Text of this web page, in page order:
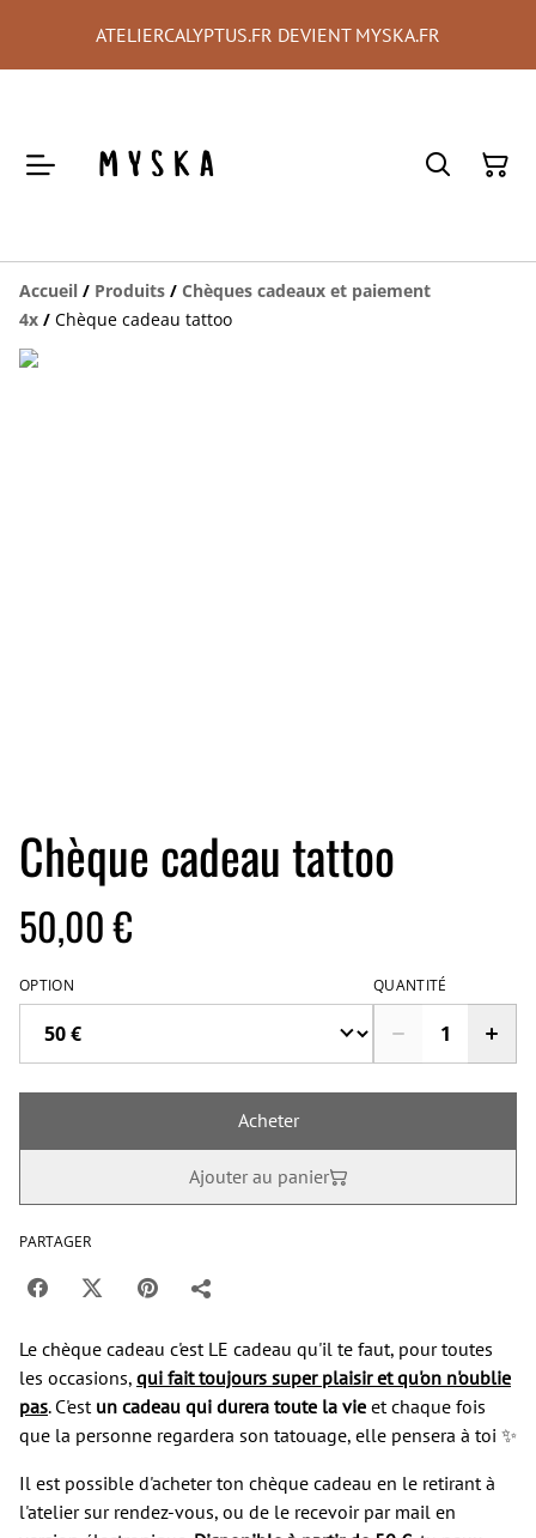
ATELIERCALYPTUS.FR DEVIENT MYSKA.FR
Accueil / Produits / Chèques cadeaux et paiement
4x / Chèque cadeau tattoo
Chèque cadeau tattoo
50,00 €
OPTION QUANTITÉ
Acheter
Ajouter au panier
PARTAGER
Le chèque cadeau c'est LE cadeau qu'il te faut, pour toutes
les occasions, qui fait toujours super plaisir et qu'on n'oublie
pas. ​C'est un cadeau qui durera toute la vie et chaque fois
que la personne regardera son tatouage, elle pensera à toi ✨
Il est possible d'acheter ton chèque cadeau en le retirant à
l'atelier sur rendez-vous, ou de le recevoir par mail en